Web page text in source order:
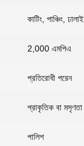
কাটিং, পাঞ্চিং, ঢালাই
2,000 এমপিএ
প্রতিরোধী পরেন
প্রাকৃতিক বা মসৃণতা
পালিশ